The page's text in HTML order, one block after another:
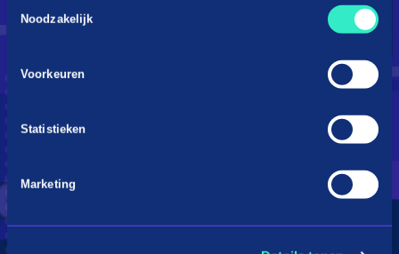
Noodzakelijk
Voorkeuren
Statistieken
Marketing
Droom je van een kingsize